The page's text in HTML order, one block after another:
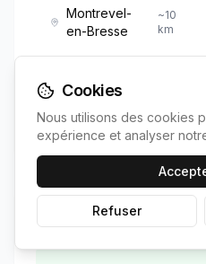
Montrevel-
en-Bresse
~10
km
Malafretaz
Position de
Cookies
Nous utilisons des cookies
expérience et analyser
Refuser